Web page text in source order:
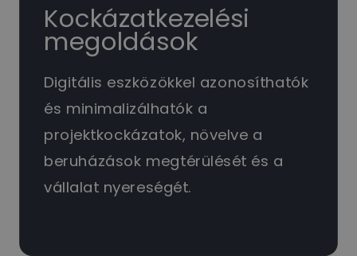
Kockázatkezelési
megoldások
Digitális eszközökkel azonosíthatók
és minimalizálhatók a
projektkockázatok, növelve a
beruházások megtérülését és a
vállalat nyereségét.